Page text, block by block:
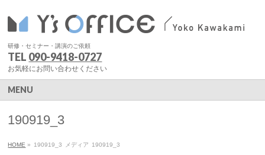
研修・セミナー・講演のご依頼
TEL 090-9418-0727
お気軽にお問い合わせください
MENU
190919_3
HOME » 190919_3 メディア 190919_3